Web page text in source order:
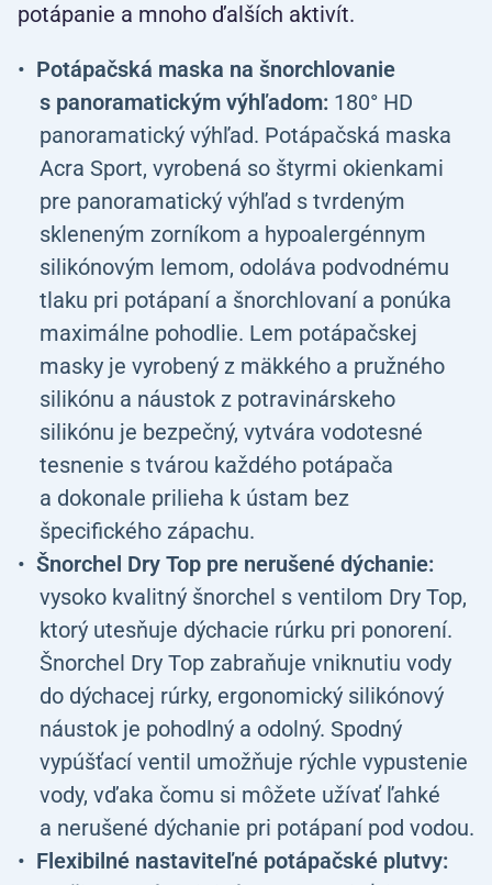
potápanie a mnoho ďalších aktivít.
Potápačská maska na šnorchlovanie
s panoramatickým výhľadom: 180° HD
panoramatický výhľad. Potápačská maska
Acra Sport, vyrobená so štyrmi okienkami
pre panoramatický výhľad s tvrdeným
skleneným zorníkom a hypoalergénnym
silikónovým lemom, odoláva podvodnému
tlaku pri potápaní a šnorchlovaní a ponúka
maximálne pohodlie. Lem potápačskej
masky je vyrobený z mäkkého a pružného
silikónu a náustok z potravinárskeho
silikónu je bezpečný, vytvára vodotesné
tesnenie s tvárou každého potápača
a dokonale prilieha k ústam bez
špecifického zápachu.
Šnorchel Dry Top pre nerušené dýchanie:
vysoko kvalitný šnorchel s ventilom Dry Top,
ktorý utesňuje dýchacie rúrku pri ponorení.
Šnorchel Dry Top zabraňuje vniknutiu vody
do dýchacej rúrky, ergonomický silikónový
náustok je pohodlný a odolný. Spodný
vypúšťací ventil umožňuje rýchle vypustenie
vody, vďaka čomu si môžete užívať ľahké
a nerušené dýchanie pri potápaní pod vodou.
Flexibilné nastaviteľné potápačské plutvy: